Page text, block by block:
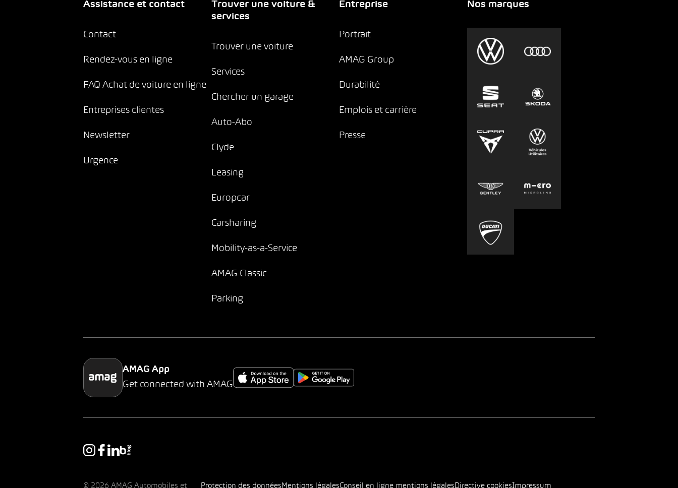
Assistance et contact
Contact
Rendez-vous en ligne
FAQ Achat de voiture en ligne
Entreprises clientes
Newsletter
Urgence
Trouver une voiture &
services
Trouver une voiture
Services
Chercher un garage
Auto-Abo
Clyde
Leasing
Europcar
Carsharing
Mobility-as-a-Service
AMAG Classic
Parking
Entreprise
Portrait
AMAG Group
Durabilité
Emplois et carrière
Presse
Nos marques
AMAG App
Get connected with AMAG
© 2026 AMAG Automobiles et Protection des données Mentions légalesConseil en ligne mentions légales Directive cookiesImpressum